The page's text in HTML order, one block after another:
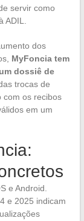
servir como
dos
MyFoncia tem
dossiê de
trocas de
com os recibos
em um
e Android.
e 2025 indicam